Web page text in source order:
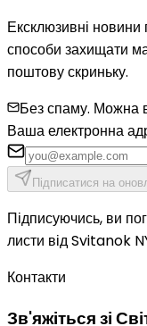
Ексклюзивні новини
способи захищати
поштову скриньку.
Без спаму. Можна
Ваша електронна
Підписатися на
Підписуючись, ви
листи від Svitanok
Контакти
Зв'яжіться зі